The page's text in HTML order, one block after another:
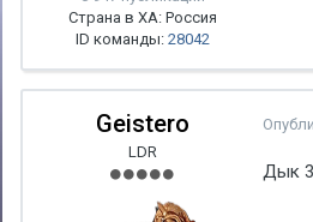
Страна в ХА: Россия
ID команды: 28042
Geistero
LDR
Дык